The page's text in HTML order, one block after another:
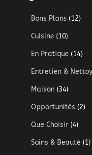
Bons Plans (12)
Cuisine (10)
En Pratique (14)
Entretien &
Maison (34)
Opportunités (2)
Que Choisir (4)
Soins & Beauté (1)